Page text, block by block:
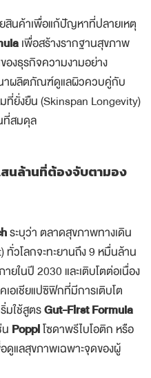
สินค้าเพื่อแก้ปัญหาที่ปลายเหตุ
เพื่อสร้างรากฐานสุขภาพ
องธุรกิจความงามอย่าง
ผลิตภัณฑ์ดูแลผิวควบคู่กับ
ที่ยั่งยืน (Skinspan Longevity)
ที่สมดุล
นล้านที่ต้องจับตามอง
ระบุว่า ตลาดสุขภาพทางเดิน
ทั่วโลกจะทะยานถึง 9 หมื่นล้าน
ในปี 2030 และเติบโตต่อเนื่อง
อเชียแปซิฟิกที่มีการเติบโต
มใช้สูตรGut-First Formula
Poppiโซดาพรีไบโอติก หรือ
ดูแลสุขภาพเฉพาะจุดของผู้